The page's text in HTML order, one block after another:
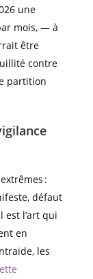
une
mois, — à
être
contre
partition
:
défaut
est l’art qui
en
les